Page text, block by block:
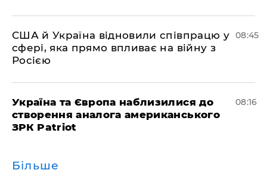
США й Україна відновили співпрацю у
сфері, яка прямо впливає на війну з
Росією
08:45
Україна та Європа наблизилися до
створення аналога американського
ЗРК Patriot
08:16
Більше